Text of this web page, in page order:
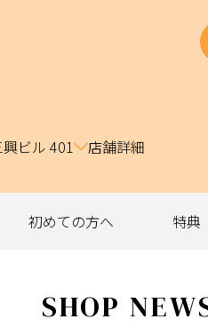
ビル 401 店舗詳細
初めての方へ 特典
SHOP